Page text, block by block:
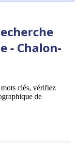
- Chalon-
clés, vérifiez
de